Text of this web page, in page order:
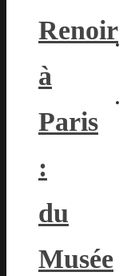
Renoir
à
Paris
:
du
Musée